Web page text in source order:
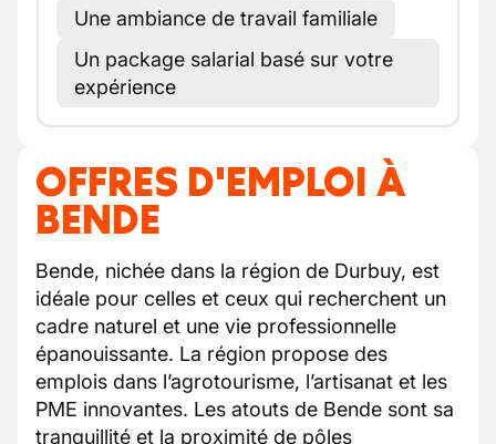
Une ambiance de travail familiale
Un package salarial basé sur votre
expérience
OFFRES D'EMPLOI À
BENDE
Bende, nichée dans la région de Durbuy, est
idéale pour celles et ceux qui recherchent un
cadre naturel et une vie professionnelle
épanouissante. La région propose des
emplois dans l’agrotourisme, l’artisanat et les
PME innovantes. Les atouts de Bende sont sa
tranquillité et la proximité de pôles